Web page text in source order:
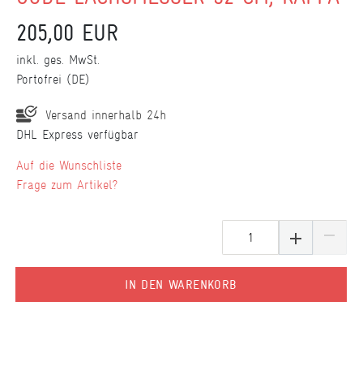
205,00 EUR
inkl. ges. MwSt.
Portofrei (DE)
Versand innerhalb 24h
DHL Express verfügbar
IN DEN WARENKORB
Wunschliste
Frage zum Artikel?